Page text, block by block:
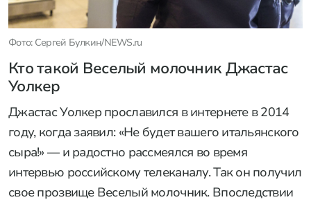
Фото: Сергей Булкин/NEWS.ru
Кто такой Веселый молочник Джастас
Уолкер
Джастас Уолкер прославился в интернете в 2014
году, когда заявил: «Не будет вашего итальянского
сыра!» — и радостно рассмеялся во время
интервью российскому телеканалу. Так он получил
свое прозвище Веселый молочник. Впоследствии